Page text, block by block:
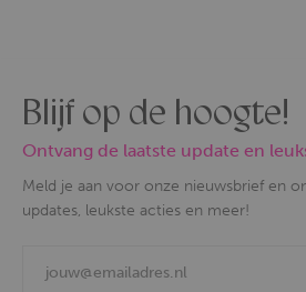
Blijf op de hoogte!
Ontvang de laatste update en
Meld je aan voor onze nieuwsbrief en
updates, leukste acties en meer!